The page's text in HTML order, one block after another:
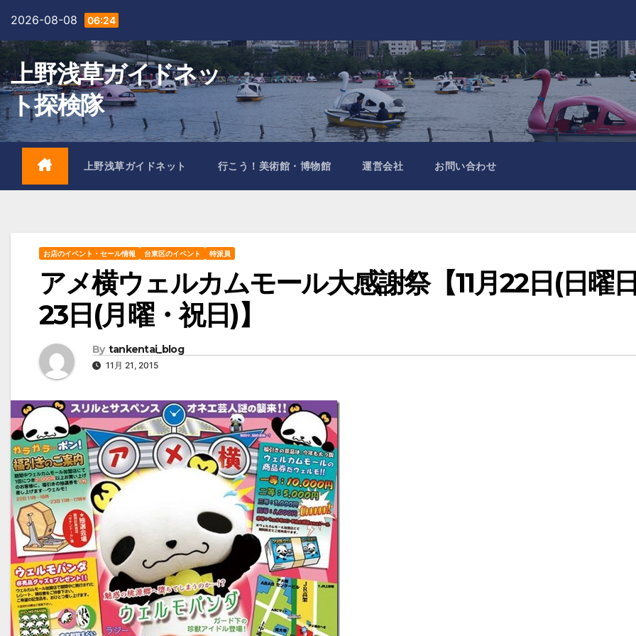
content
2026-08-08 06:24
上野浅草ガイドネッ
ト探検隊
上野浅草ガイドネット 行こう！美術館・博物館 運営会社 お問い合わせ
お店のイベント・セール情報 台東区のイベント 特派員
アメ横ウェルカムモール大感謝祭【11月22日(日曜
23日(月曜・祝日)】
By tankentai_blog
11月 21, 2015